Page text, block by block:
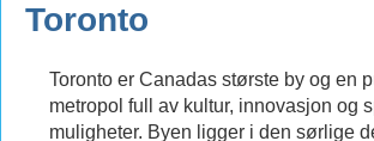
Toronto
Toronto er Canadas største by og en
metropol full av kultur, innovasjon og
muligheter. Byen ligger i den sørlige